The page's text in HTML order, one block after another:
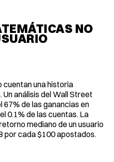
NO
una historia
análisis del Wall Street
67% de las ganancias en
0.1% de las cuentas. La
mediano de un usuario
por cada $100 apostados.